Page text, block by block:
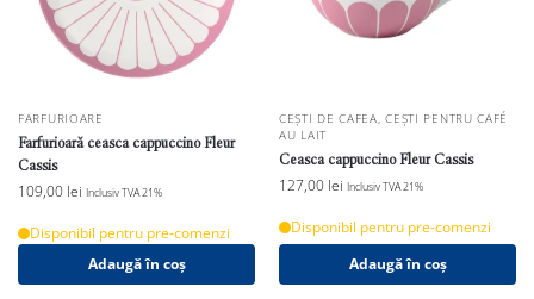
FARFURIOARE
Farfurioară ceasca cappuccino Fleur
Cassis
109,00 lei Inclusiv TVA 21%
Disponibil pentru pre-comenzi
Adaugă în coș
CEȘTI DE CAFEA,CEȘTI PENTRU CAFÉ
AU LAIT
Ceasca cappuccino Fleur Cassis
127,00 lei Inclusiv TVA 21%
Disponibil pentru pre-comenzi
Adaugă în coș